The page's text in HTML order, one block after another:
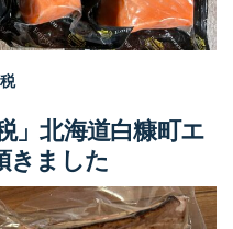
」北海道白糠町エ
きました